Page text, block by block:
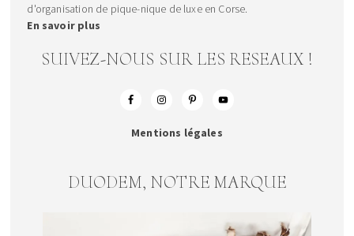
d'organisation de pique-nique de luxe en Corse.
En savoir plus
SUIVEZ-NOUS SUR LES RESEAUX !
Mentions légales
DUODEM, NOTRE MARQUE